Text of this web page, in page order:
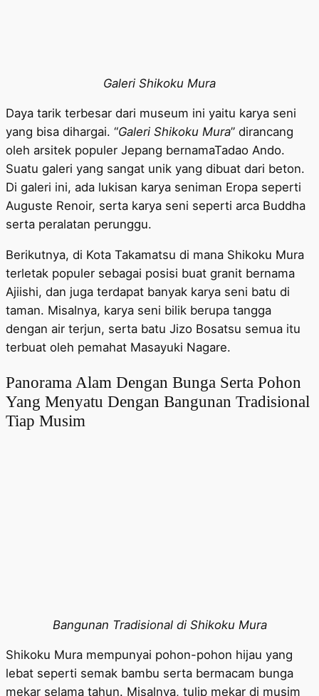
Galeri Shikoku Mura
Daya tarik terbesar dari museum ini yaitu karya seni
yang bisa dihargai. “Galeri Shikoku Mura” dirancang
oleh arsitek populer Jepang bernamaTadao Ando.
Suatu galeri yang sangat unik yang dibuat dari beton.
Di galeri ini, ada lukisan karya seniman Eropa seperti
Auguste Renoir, serta karya seni seperti arca Buddha
serta peralatan perunggu.
Berikutnya, di Kota Takamatsu di mana Shikoku Mura
terletak populer sebagai posisi buat granit bernama
Ajiishi, dan juga terdapat banyak karya seni batu di
taman. Misalnya, karya seni bilik berupa tangga
dengan air terjun, serta batu Jizo Bosatsu semua itu
terbuat oleh pemahat Masayuki Nagare.
Panorama Alam Dengan Bunga Serta Pohon
Yang Menyatu Dengan Bangunan Tradisional
Tiap Musim
Bangunan Tradisional di Shikoku Mura
Shikoku Mura mempunyai pohon-pohon hijau yang
lebat seperti semak bambu serta bermacam bunga
mekar selama tahun. Misalnya, tulip mekar di musim